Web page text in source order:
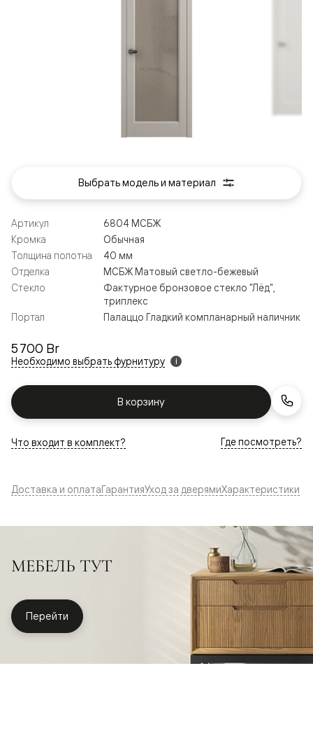
5 700 Br
Необходимо выбрать фурнитуру i
В корзину
Артикул
6804 МСБЖ
Кромка
Обычная
Толщина полотна
40 мм
Отделка
МСБЖ Матовый светло-бежевый
Стекло
Фактурное бронзовое стекло "Лёд",
триплекс
Портал
Палаццо Гладкий компланарный наличник
Что входит в комплект? Где посмотреть?
Выбрать модель и материал
Доставка и оплатаГарантияУход за дверямиХарактеристики
МЕБЕЛЬ ТУТ
Перейти